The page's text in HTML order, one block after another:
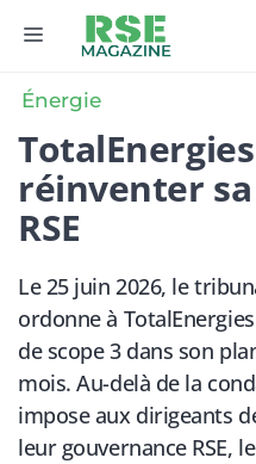
MENU
Énergie
réinventer
RSE
Le 25 juin 2026, le
ordonne à
de scope 3 dans son
mois. Au-delà de la
impose aux dirigeants
leur gouvernance RSE,